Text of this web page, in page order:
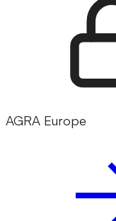
AGRA Europe